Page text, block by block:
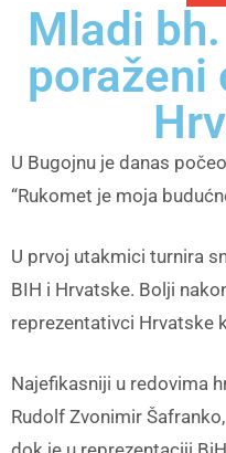
Mladi
poraženi
U Bugojnu je danas
“Rukomet je moja
U prvoj utakmici turnira
BIH i Hrvatske. Bolji
reprezentativci Hrvatske
Najefikasniji u redovima
Rudolf Zvonimir